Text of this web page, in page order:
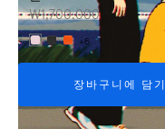
₩1,700,000
+6
장바구니에 담기